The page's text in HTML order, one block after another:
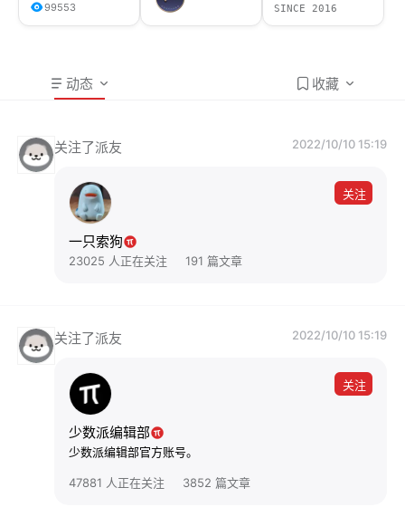
99553
SINCE 2016
动态 收藏
关注了派友 2022/10/10 15:19
关注
一只索狗
23025 人正在关注 191 篇文章
关注了派友 2022/10/10 15:19
关注
少数派编辑部
少数派编辑部官方账号。
47881 人正在关注 3852 篇文章